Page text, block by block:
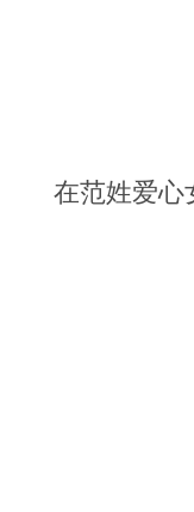
在范姓爱心